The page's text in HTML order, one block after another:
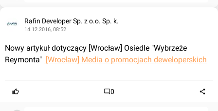
Rafin Developer Sp. z o.o. Sp. k.
14.12.2016, 08:52
Nowy artykuł dotyczący [Wrocław] Osiedle "Wybrzeże
Reymonta" [Wrocław] Media o promocjach deweloperskich
0